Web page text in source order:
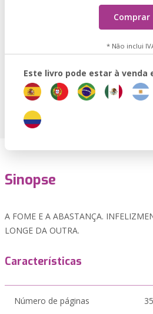
Comprar
* Não inclui
Este livro pode estar à venda
Sinopse
A FOME E A ABASTANÇA.
LONGE DA OUTRA.
Características
Número de páginas 35